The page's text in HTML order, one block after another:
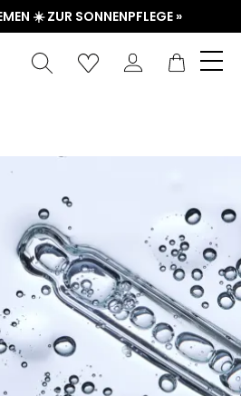
☀️ ZUR SONNENPFLEGE »